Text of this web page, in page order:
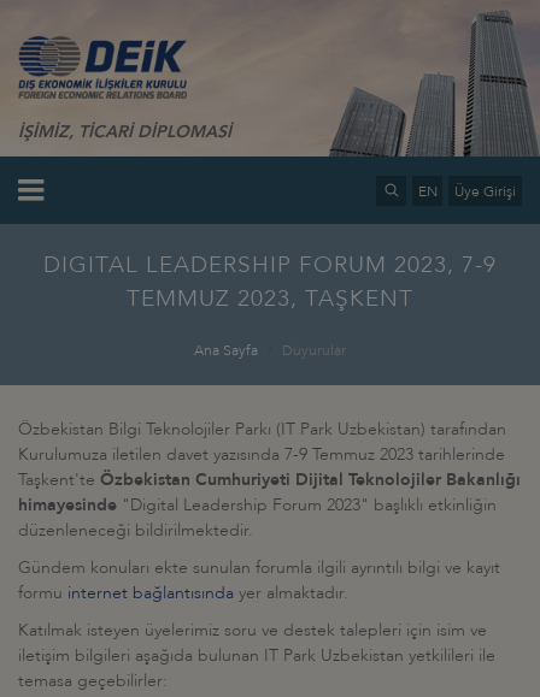
İŞİMİZ, TİCARİ DİPLOMASİ
EN Üye Girişi
DIGITAL LEADERSHIP FORUM 2023, 7-9
TEMMUZ 2023, TAŞKENT
Ana Sayfa Duyurular
Özbekistan Bilgi Teknolojiler Parkı (IT Park Uzbekistan) tarafından
Kurulumuza iletilen davet yazısında 7-9 Temmuz 2023 tarihlerinde
Taşkent'te Özbekistan Cumhuriyeti Dijital Teknolojiler Bakanlığı
himayesinde "Digital Leadership Forum 2023" başlıklı etkinliğin
düzenleneceği bildirilmektedir.
Gündem konuları ekte sunulan forumla ilgili ayrıntılı bilgi ve kayıt
formu internet bağlantısında yer almaktadır.
Katılmak isteyen üyelerimiz soru ve destek talepleri için isim ve
iletişim bilgileri aşağıda bulunan IT Park Uzbekistan yetkilileri ile
temasa geçebilirler: